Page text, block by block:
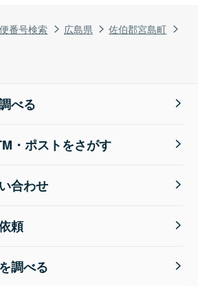
番号検索 広島県
佐伯郡宮島町
べる
・ポストをさがす
合わせ
頼
調べる